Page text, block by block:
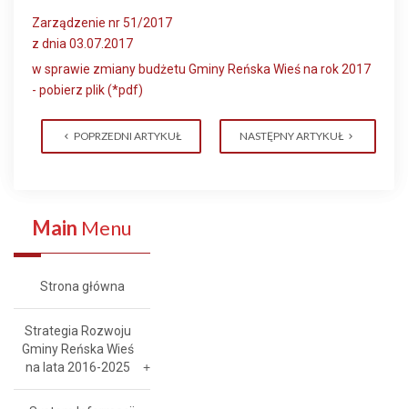
Zarządzenie nr 51/2017
z dnia 03.07.2017
w sprawie zmiany budżetu Gminy Reńska Wieś na rok 2017
- pobierz plik (*pdf)
POPRZEDNI ARTYKUŁ NASTĘPNY ARTYKUŁ
Main Menu
Strona główna
Strategia Rozwoju
Gminy Reńska Wieś
na lata 2016-2025